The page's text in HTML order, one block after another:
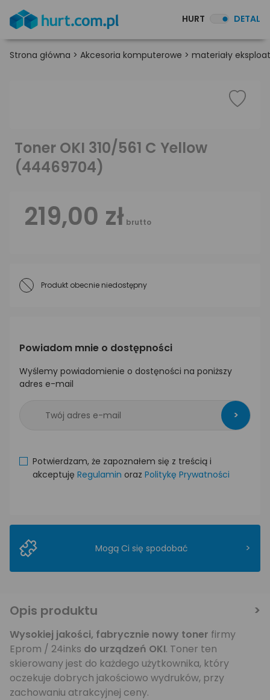
HURT DETAL
Strona główna > Akcesoria komputerowe > materiały
Toner OKI 310/561 C Yellow
(44469704)
219,00 zł brutto
Produkt obecnie niedostępny
Powiadom mnie o dostępności
Wyślemy powiadomienie o dostęności na poniższy
adres e-mail
>
Potwierdzam, że zapoznałem się z treścią i
akceptuję Regulamin oraz Politykę Prywatności
Mogą Ci się spodobać >
Opis produktu
Wysokiej jakości, fabrycznie nowy toner firmy
Eprom / 24inks do urządzeń OKI. Toner ten
skierowany jest do każdego użytkownika, który
oczekuje dobrych jakościowo wydruków, przy
zachowaniu atrakcyjnej ceny.